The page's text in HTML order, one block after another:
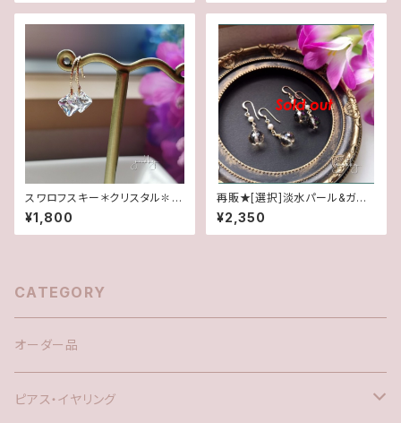
スワロフスキー＊クリスタル✽グ
リッターデザインピアス(14Kgf)
¥1,800
再販★[選択]淡水パール&ガラ
スビーズ(1ペア)✽14kgfピア
ス/イヤリング
¥2,350
CATEGORY
オーダー品
ピアス・イヤリング